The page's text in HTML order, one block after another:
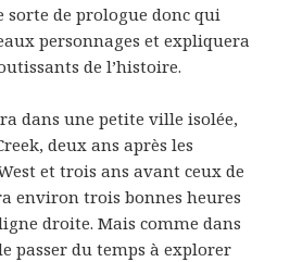
sorte de prologue donc qui
personnages et expliquera
de l’histoire.
dans une petite ville isolée,
deux ans après les
et trois ans avant ceux de
environ trois bonnes heures
droite. Mais comme dans
passer du temps à explorer